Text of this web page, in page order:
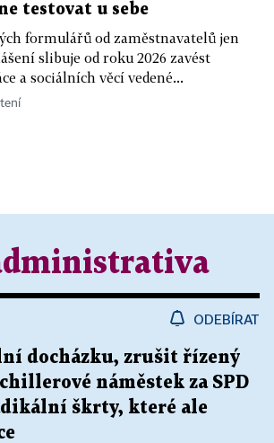
testovat u sebe
formulářů od zaměstnavatelů jen
slibuje od roku 2026 zavést
a sociálních věcí vedené...
ODEBÍRAT
docházku, zrušit řízený
náměstek za SPD
škrty, které ale